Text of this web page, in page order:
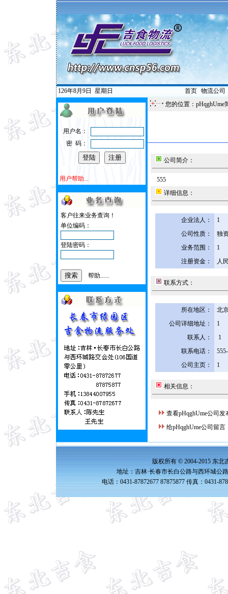
126年8月9日 星期日 首页| 物流公司
用户名：
密 码：
用户帮助...
客户往来业务查询！
单位编码：
登陆密码：
帮助......
您的位置：pHqghUme
公司简介：
555
详细信息：
企业法人：
1
公司性质：
独
业务范围：
1
注册资金：
人
联系方式：
所在地区：
北
公司详细地址：
1
联系人：
1
联系电话：
公司主页：
1
相关信息：
查看pHqghUme公司发
给pHqghUme公司留言
版权所有 © 2004-2015 东北
地址：吉林·长春市长白公路与西环城公
电话：0431-87872677 87875877 传真：0431-